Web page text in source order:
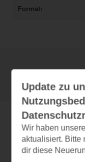
Format
Update zu
Wir haben unsere
aktualisiert. Bitte
dir diese